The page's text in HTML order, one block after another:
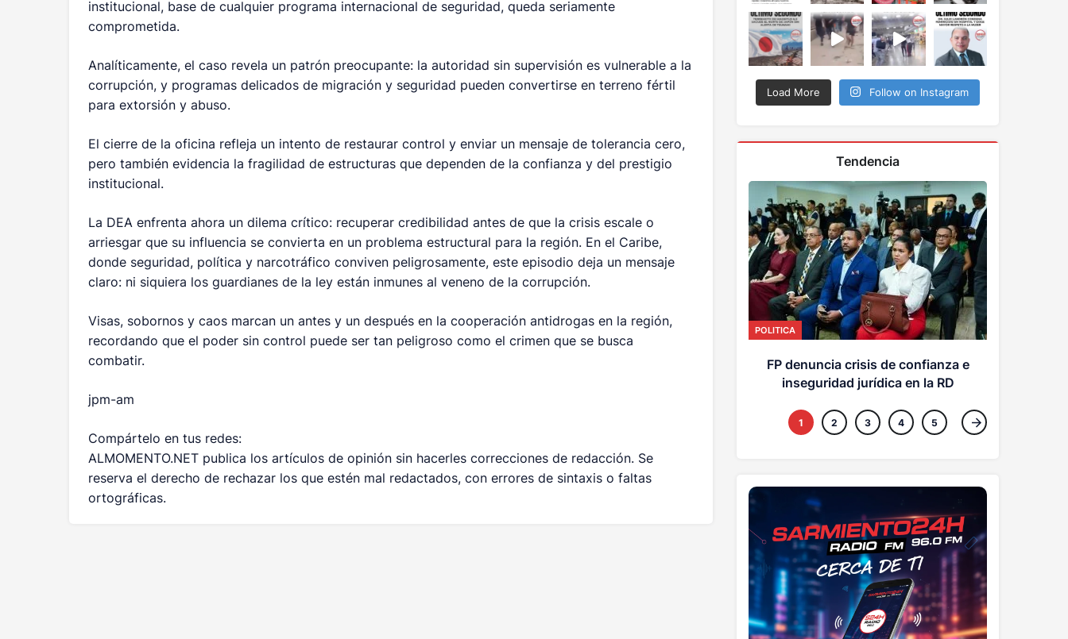
institucional, base de cualquier programa internacional de seguridad, queda seriamente
comprometida.
Analíticamente, el caso revela un patrón preocupante: la autoridad sin supervisión es vulnerable a la
corrupción, y programas delicados de migración y seguridad pueden convertirse en terreno fértil
para extorsión y abuso.
El cierre de la oficina refleja un intento de restaurar control y enviar un mensaje de tolerancia cero,
pero también evidencia la fragilidad de estructuras que dependen de la confianza y del prestigio
institucional.
La DEA enfrenta ahora un dilema crítico: recuperar credibilidad antes de que la crisis escale o
arriesgar que su influencia se convierta en un problema estructural para la región. En el Caribe,
donde seguridad, política y narcotráfico conviven peligrosamente, este episodio deja un mensaje
claro: ni siquiera los guardianes de la ley están inmunes al veneno de la corrupción.
Visas, sobornos y caos marcan un antes y un después en la cooperación antidrogas en la región,
recordando que el poder sin control puede ser tan peligroso como el crimen que se busca
combatir.
jpm-am
Compártelo en tus redes:
ALMOMENTO.NET publica los artículos de opinión sin hacerles correcciones de redacción. Se
reserva el derecho de rechazar los que estén mal redactados, con errores de sintaxis o faltas
ortográficas.
Load More Follow on Instagram
Tendencia
POLITICA
FP denuncia crisis de confianza e
inseguridad jurídica en la RD
1 2 3 4 5